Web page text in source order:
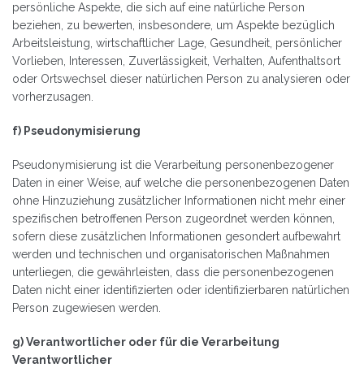
persönliche Aspekte, die sich auf eine natürliche Person
beziehen, zu bewerten, insbesondere, um Aspekte bezüglich
Arbeitsleistung, wirtschaftlicher Lage, Gesundheit, persönlicher
Vorlieben, Interessen, Zuverlässigkeit, Verhalten, Aufenthaltsort
oder Ortswechsel dieser natürlichen Person zu analysieren oder
vorherzusagen.
f) Pseudonymisierung
Pseudonymisierung ist die Verarbeitung personenbezogener
Daten in einer Weise, auf welche die personenbezogenen Daten
ohne Hinzuziehung zusätzlicher Informationen nicht mehr einer
spezifischen betroffenen Person zugeordnet werden können,
sofern diese zusätzlichen Informationen gesondert aufbewahrt
werden und technischen und organisatorischen Maßnahmen
unterliegen, die gewährleisten, dass die personenbezogenen
Daten nicht einer identifizierten oder identifizierbaren natürlichen
Person zugewiesen werden.
g) Verantwortlicher oder für die Verarbeitung
Verantwortlicher